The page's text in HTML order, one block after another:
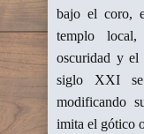
bajo el coro,
templo
oscuridad y el
siglo XXI se
modificando
imita el gótico